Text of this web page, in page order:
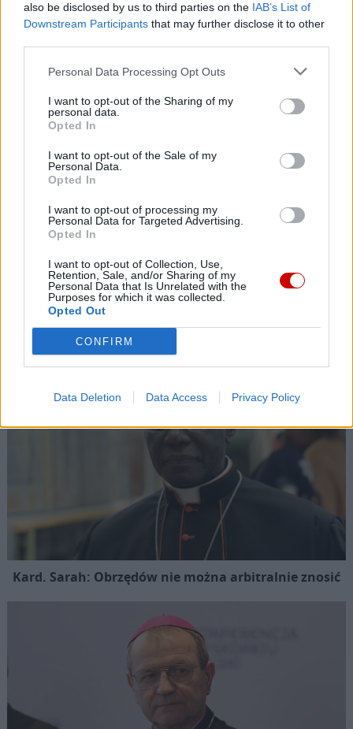
also be disclosed by us to third parties on the IAB’s List of
Downstream Participants that may further disclose it to other
Personal Data Processing Opt Outs
I want to opt-out of the Sharing of my
personal data.
Opted In
I want to opt-out of the Sale of my
Personal Data.
Opted In
I want to opt-out of processing my
Personal Data for Targeted Advertising.
Opted In
I want to opt-out of Collection, Use,
Retention, Sale, and/or Sharing of my
Personal Data that Is Unrelated with the
Purposes for which it was collected.
Opted Out
CONFIRM
Data Deletion Data Access Privacy Policy
Najnowsze
08 sierpnia 2026 | 21:11
45 Kielecka Piesza Pielgrzymka na Jasną Górę
08 sierpnia 2026 | 21:07
Coca-Cola dyskryminuje Jezusa Króla?
Siostra Wolfers: w czasach kryzysu radość ma siłę polityczną
SIGNIS 2026: komunikacja w służbie Ewangelii
Popularne
Kard. Sarah: Obrzędów nie można arbitralnie znosić